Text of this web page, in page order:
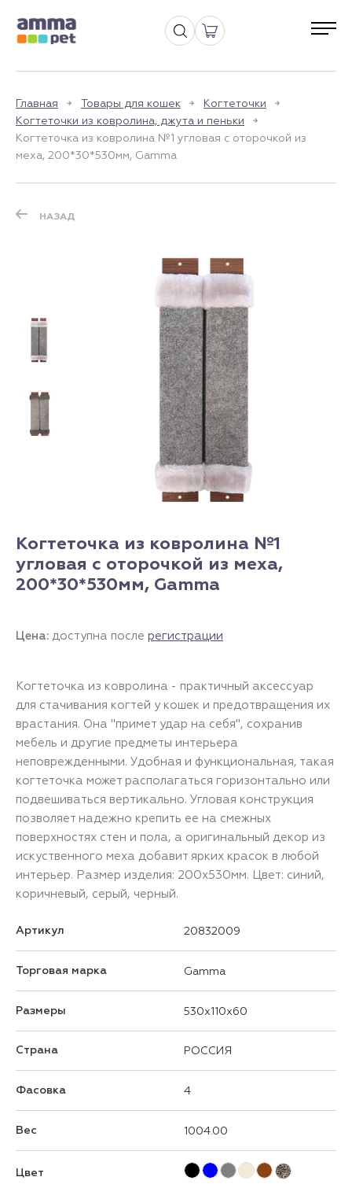
Главная Товары для кошек
Когтеточки
Когтеточки из ковролина, джута и пеньки
Когтеточка из ковролина №1 угловая с оторочкой из
меха, 200*30*530мм, Gamma
НАЗАД
Когтеточка из ковролина №1
угловая с оторочкой из меха,
200*30*530мм, Gamma
Цена: доступна после регистрации
Когтеточка из ковролина - практичный аксессуар
для стачивания когтей у кошек и предотвращения их
врастания. Она "примет удар на себя", сохранив
мебель и другие предметы интерьера
неповрежденными. Удобная и функциональная, такая
когтеточка может располагаться горизонтально или
подвешиваться вертикально. Угловая конструкция
позволяет надежно крепить ее на смежных
поверхностях стен и пола, а оригинальный декор из
искуственного меха добавит ярких красок в любой
интерьер. Размер изделия: 200х530мм. Цвет: синий,
коричневый, серый, черный.
Артикул 20832009
Торговая марка Gamma
Размеры 530x110x60
Страна РОССИЯ
Фасовка 4
Вес 1004.00
Цвет